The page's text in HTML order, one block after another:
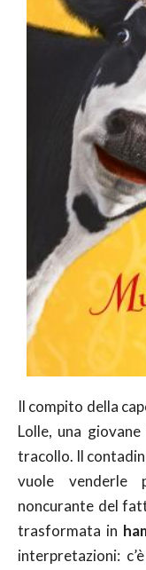
Il compito della
Lolle, una
tracollo. Il
vuole venderle
noncurante del
trasformata in
interpretazioni: